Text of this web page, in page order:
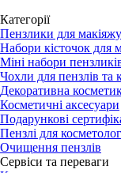
Категорії
Пензлики для макіяжу
Набори кісточок для
Міні набори
Чохли для пензлів та
Декоративна
Косметичні аксесуари
Подарункові
Пензлі для
Очищення пензлів
Сервіси та переваги